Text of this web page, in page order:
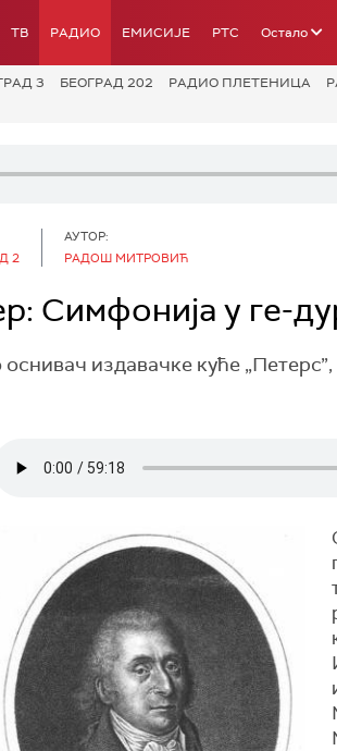
ТВ РАДИО ЕМИСИЈЕ РТС Остало
3 БЕОГРАД 202 РАДИО ПЛЕТЕНИЦА
2
АУТОР:
РАДОШ МИТРОВИЋ
Симфонија у ге-
издавачке куће